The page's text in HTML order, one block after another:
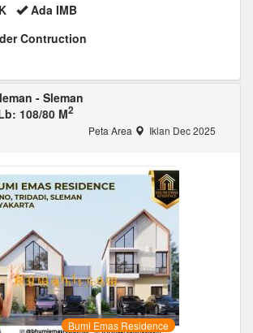
Ada IMB
Contruction
- Sleman
108/80 M2
Peta Area Iklan Dec 2025
Bumi Emas Residence